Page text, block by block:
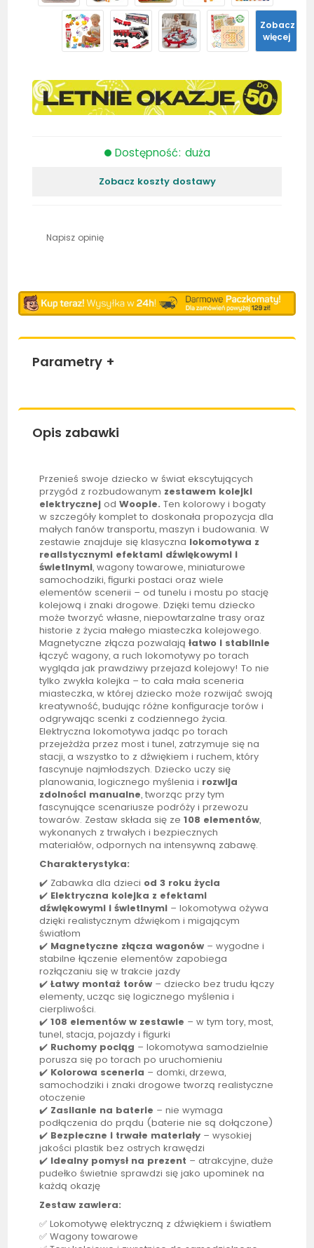
Zobacz
więcej
Dostępność: duża
Zobacz koszty dostawy
Napisz opinię
Parametry +
Opis zabawki
Przenieś swoje dziecko w świat ekscytujących
przygód z rozbudowanym zestawem kolejki
elektrycznej odWoopie. Ten kolorowy i bogaty
w szczegóły komplet to doskonała propozycja dla
małych fanów transportu, maszyn i budowania. W
zestawie znajduje się klasyczna lokomotywa z
realistycznymi efektami dźwiękowymi i
świetlnymi, wagony towarowe, miniaturowe
samochodziki, figurki postaci oraz wiele
elementów scenerii – od tunelu i mostu po stację
kolejową i znaki drogowe. Dzięki temu dziecko
może tworzyć własne, niepowtarzalne trasy oraz
historie z życia małego miasteczka kolejowego.
Magnetyczne złącza pozwalająłatwo i stabilnie
łączyć wagony, a ruch lokomotywy po torach
wygląda jak prawdziwy przejazd kolejowy! To nie
tylko zwykła kolejka – to cała mała sceneria
miasteczka, w której dziecko może rozwijać swoją
kreatywność, budując różne konfiguracje torów i
odgrywając scenki z codziennego życia.
Elektryczna lokomotywa jadąc po torach
przejeżdża przez most i tunel, zatrzymuje się na
stacji, a wszystko to z dźwiękiem i ruchem, który
fascynuje najmłodszych. Dziecko uczy się
planowania, logicznego myślenia i rozwija
zdolności manualne, tworząc przy tym
fascynujące scenariusze podróży i przewozu
towarów. Zestaw składa się ze108 elementów,
wykonanych z trwałych i bezpiecznych
materiałów, odpornych na intensywną zabawę.
Charakterystyka:
✔️ Zabawka dla dzieci od 3 roku życia
✔️ Elektryczna kolejka z efektami
dźwiękowymi i świetlnymi – lokomotywa ożywa
dzięki realistycznym dźwiękom i migającym
światłom
✔️ Magnetyczne złącza wagonów – wygodne i
stabilne łączenie elementów zapobiega
rozłączaniu się w trakcie jazdy
✔️Łatwy montaż torów – dziecko bez trudu łączy
elementy, ucząc się logicznego myślenia i
cierpliwości.
✔️108 elementów w zestawie – w tym tory, most,
tunel, stacja, pojazdy i figurki
✔️ Ruchomy pociąg – lokomotywa samodzielnie
porusza się po torach po uruchomieniu
✔️ Kolorowa sceneria – domki, drzewa,
samochodziki i znaki drogowe tworzą realistyczne
otoczenie
✔️ Zasilanie na baterie – nie wymaga
podłączenia do prądu (baterie nie są dołączone)
✔️ Bezpieczne i trwałe materiały – wysokiej
jakości plastik bez ostrych krawędzi
✔️ Idealny pomysł na prezent – atrakcyjne, duże
pudełko świetnie sprawdzi się jako upominek na
każdą okazję
Zestaw zawiera:
✅ Lokomotywę elektryczną z dźwiękiem i światłem
✅ Wagony towarowe